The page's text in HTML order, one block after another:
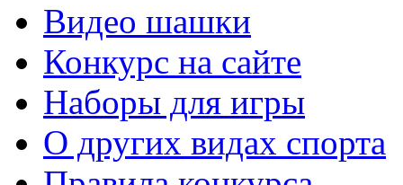
Видео шашки
Конкурс на сайте
Наборы для игры
О других видах спорта